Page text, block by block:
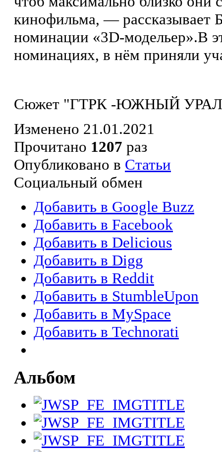
кинофильма, — рассказывает
номинации «3D-модельер».В
номинациях, в нём приняли
Сюжет "ГТРК -ЮЖНЫЙ
Изменено 21.01.2021
Прочитано 1207 раз
Опубликовано в Статьи
Социальный обмен
Добавить в Google Buzz
Добавить в Facebook
Добавить в Delicious
Добавить в Digg
Добавить в Reddit
Добавить в StumbleUpon
Добавить в MySpace
Добавить в Technorati
Альбом